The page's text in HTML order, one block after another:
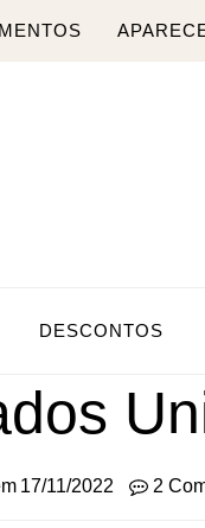
DESCONTOS
17/11/2022 2